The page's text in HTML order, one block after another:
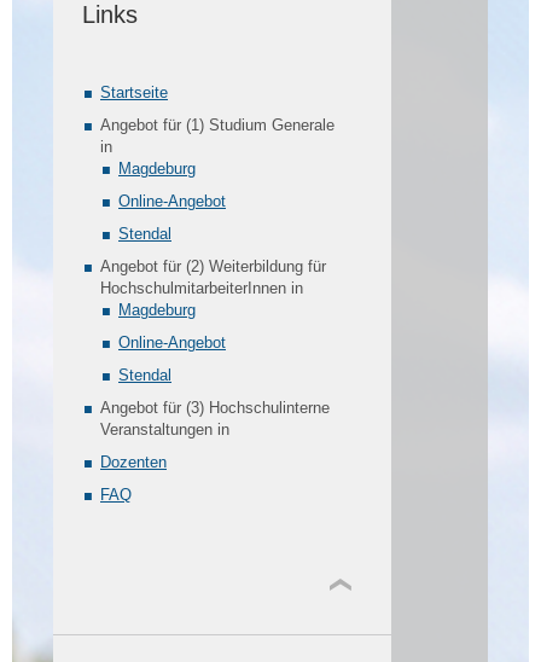
Links
Startseite
Angebot für (1) Studium Generale
in
Magdeburg
Online-Angebot
Stendal
Angebot für (2) Weiterbildung für
HochschulmitarbeiterInnen in
Magdeburg
Online-Angebot
Stendal
Angebot für (3) Hochschulinterne
Veranstaltungen in
Dozenten
FAQ